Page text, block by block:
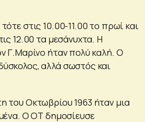
στις 10.00-11.00 το πρωί και
12.00 τα μεσάνυχτα. Η
Γ.Μαρίνο ήταν πολύ καλή. Ο
αλλά σωστός και
του Οκτωβρίου 1963 ήταν μια
Ο ΟΤ δημοσίευσε